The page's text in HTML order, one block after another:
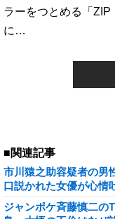
ラーをつとめる「ZIP
に…
■関連記事
市川猿之助容疑者の男
口説かれた女優が心情
ジャンポケ斉藤慎二